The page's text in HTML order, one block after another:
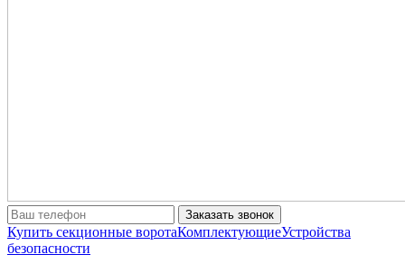
Заказать звонок
Купить секционные воротаКомплектующиеУстройства
безопасности